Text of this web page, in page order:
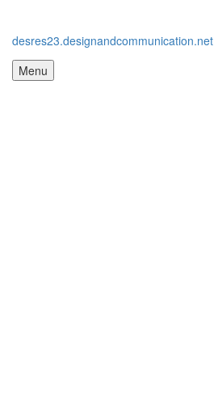
desres23.designandcommunication.net
Menu